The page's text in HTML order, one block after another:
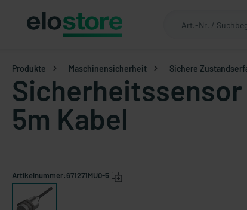
Produkte Maschinensicherheit Sichere
Sicherheitssensor
5m Kabel
Artikelnummer:671271MU0-5